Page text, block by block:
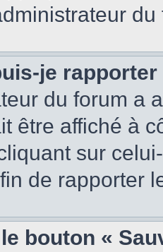
du
je
du forum a
être affiché à
sur
de rapporter
bouton «